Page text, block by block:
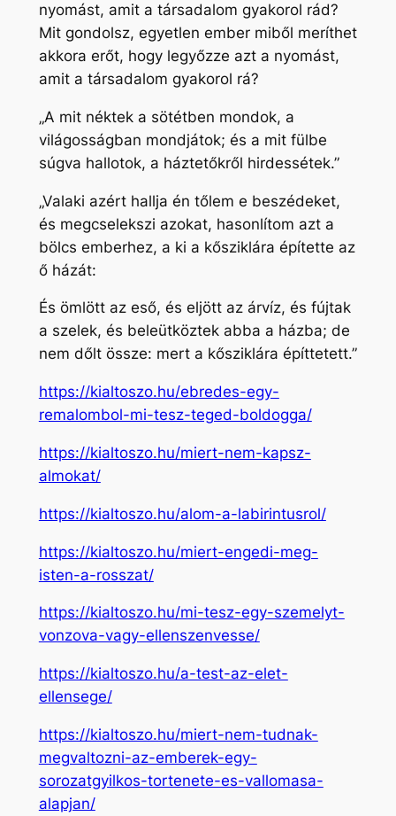
nyomást, amit a társadalom gyakorol rád?
Mit gondolsz, egyetlen ember miből meríthet
akkora erőt, hogy legyőzze azt a nyomást,
amit a társadalom gyakorol rá?
„A mit néktek a sötétben mondok, a
világosságban mondjátok; és a mit fülbe
súgva hallotok, a háztetőkről hirdessétek.”
„Valaki azért hallja én tőlem e beszédeket,
és megcselekszi azokat, hasonlítom azt a
bölcs emberhez, a ki a kősziklára építette az
ő házát:
És ömlött az eső, és eljött az árvíz, és fújtak
a szelek, és beleütköztek abba a házba; de
nem dőlt össze: mert a kősziklára építtetett.”
https://kialtoszo.hu/ebredes-egy-
remalombol-mi-tesz-teged-boldogga/
https://kialtoszo.hu/miert-nem-kapsz-
almokat/
https://kialtoszo.hu/alom-a-labirintusrol/
https://kialtoszo.hu/miert-engedi-meg-
isten-a-rosszat/
https://kialtoszo.hu/mi-tesz-egy-szemelyt-
vonzova-vagy-ellenszenvesse/
https://kialtoszo.hu/a-test-az-elet-
ellensege/
https://kialtoszo.hu/miert-nem-tudnak-
megvaltozni-az-emberek-egy-
sorozatgyilkos-tortenete-es-vallomasa-
alapjan/